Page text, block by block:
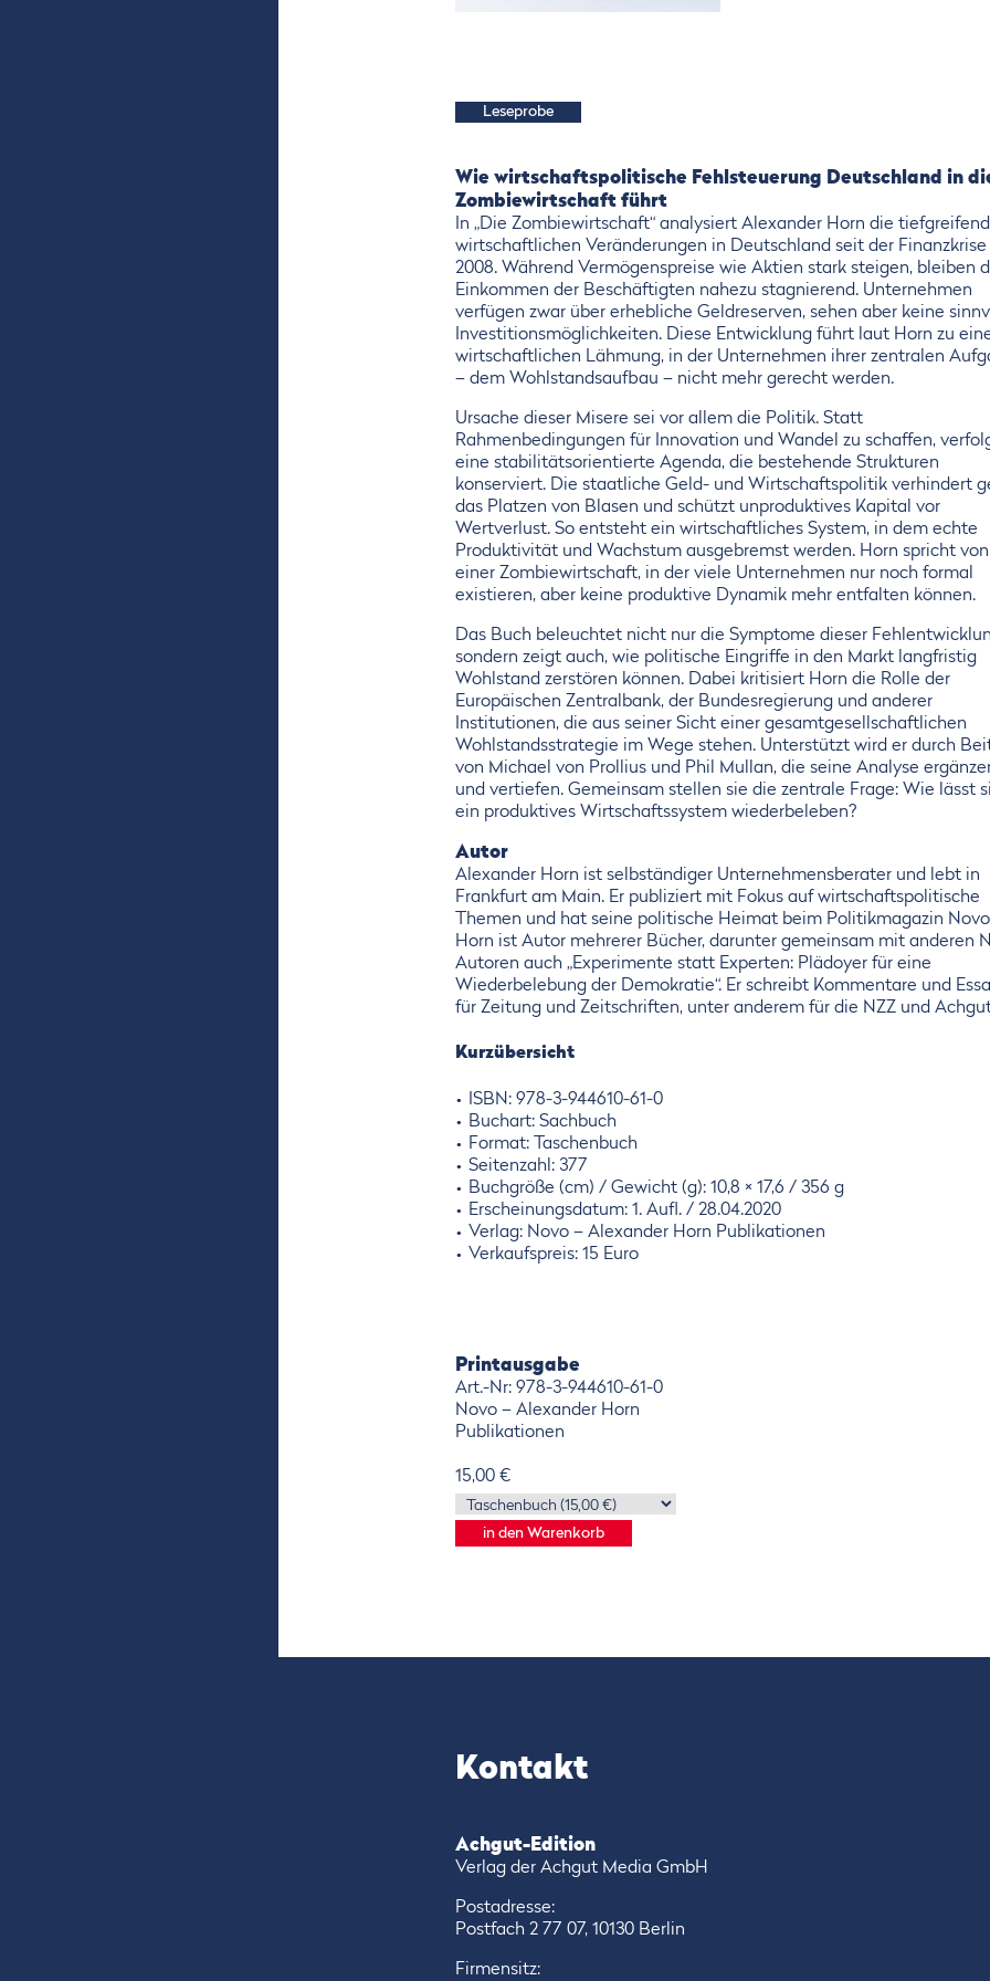
Leseprobe
Wie wirtschaftspolitische Fehlsteuerung Deutschland in
Zombiewirtschaft führt
In „Die Zombiewirtschaft“ analysiert Alexander Horn die
wirtschaftlichen Veränderungen in Deutschland seit der Finanzkrise
2008. Während Vermögenspreise wie Aktien stark steigen, bleiben
Einkommen der Beschäftigten nahezu stagnierend. Unternehmen
verfügen zwar über erhebliche Geldreserven, sehen aber keine
Investitionsmöglichkeiten. Diese Entwicklung führt laut Horn zu
wirtschaftlichen Lähmung, in der Unternehmen ihrer zentralen
– dem Wohlstandsaufbau – nicht mehr gerecht werden.
Ursache dieser Misere sei vor allem die Politik. Statt
Rahmenbedingungen für Innovation und Wandel zu schaffen,
eine stabilitätsorientierte Agenda, die bestehende Strukturen
konserviert. Die staatliche Geld- und Wirtschaftspolitik verhindert
das Platzen von Blasen und schützt unproduktives Kapital vor
Wertverlust. So entsteht ein wirtschaftliches System, in dem echte
Produktivität und Wachstum ausgebremst werden. Horn spricht von
einer Zombiewirtschaft, in der viele Unternehmen nur noch formal
existieren, aber keine produktive Dynamik mehr entfalten können.
Das Buch beleuchtet nicht nur die Symptome dieser
sondern zeigt auch, wie politische Eingriffe in den Markt langfristig
Wohlstand zerstören können. Dabei kritisiert Horn die Rolle der
Europäischen Zentralbank, der Bundesregierung und anderer
Institutionen, die aus seiner Sicht einer gesamtgesellschaftlichen
Wohlstandsstrategie im Wege stehen. Unterstützt wird er durch
von Michael von Prollius und Phil Mullan, die seine Analyse
und vertiefen. Gemeinsam stellen sie die zentrale Frage: Wie lässt
ein produktives Wirtschaftssystem wiederbeleben?
Autor
Alexander Horn ist selbständiger Unternehmensberater und lebt in
Frankfurt am Main. Er publiziert mit Fokus auf wirtschaftspolitische
Themen und hat seine politische Heimat beim Politikmagazin
Horn ist Autor mehrerer Bücher, darunter gemeinsam mit anderen
Autoren auch „Experimente statt Experten: Plädoyer für eine
Wiederbelebung der Demokratie“. Er schreibt Kommentare und
für Zeitung und Zeitschriften, unter anderem für die NZZ und
Kurzübersicht
ISBN: 978-3-944610-61-0
Buchart: Sachbuch
Format: Taschenbuch
Seitenzahl: 377
Buchgröße (cm) / Gewicht (g): 10,8 × 17,6 / 356 g
Erscheinungsdatum: 1. Aufl. / 28.04.2020
Verlag: Novo – Alexander Horn Publikationen
Verkaufspreis: 15 Euro
Printausgabe
Art.-Nr: 978-3-944610-61-0
Novo – Alexander Horn
Publikationen
15,00 €
Kontakt
Achgut-Edition
Verlag der Achgut Media GmbH
Postadresse:
Postfach 2 77 07, 10130 Berlin
Firmensitz: